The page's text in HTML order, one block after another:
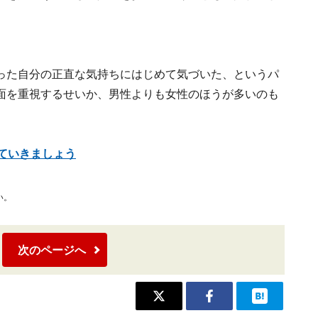
自分の正直な気持ちにはじめて気づいた、というパ
重視するせいか、男性よりも女性のほうが多いのも
いきましょう
次のページへ